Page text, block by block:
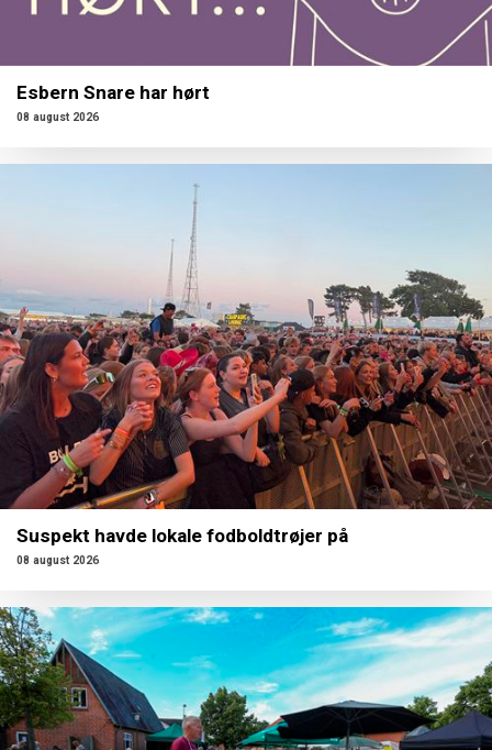
Esbern Snare har hørt
08 august 2026
Suspekt havde lokale fodboldtrøjer på
08 august 2026